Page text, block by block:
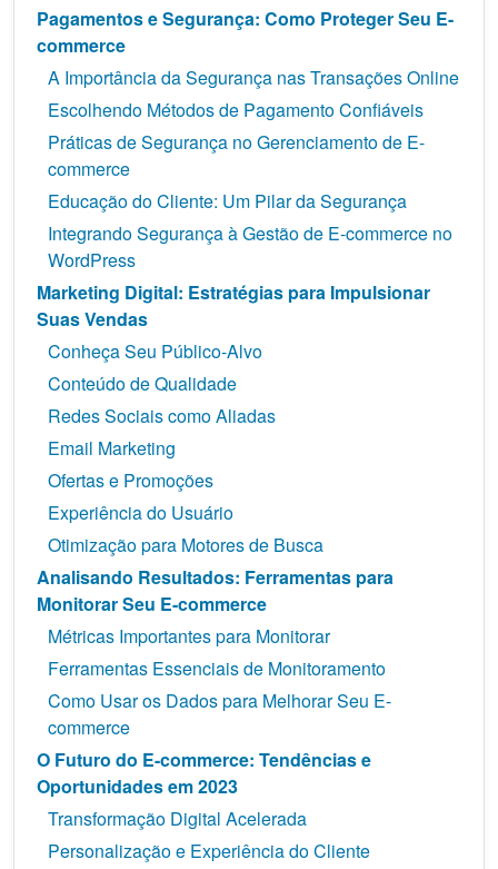
Pagamentos e Segurança: Como Proteger Seu E-
commerce
A Importância da Segurança nas Transações Online
Escolhendo Métodos de Pagamento Confiáveis
Práticas de Segurança no Gerenciamento de E-
commerce
Educação do Cliente: Um Pilar da Segurança
Integrando Segurança à Gestão de E-commerce no
WordPress
Marketing Digital: Estratégias para Impulsionar
Suas Vendas
Conheça Seu Público-Alvo
Conteúdo de Qualidade
Redes Sociais como Aliadas
Email Marketing
Ofertas e Promoções
Experiência do Usuário
Otimização para Motores de Busca
Analisando Resultados: Ferramentas para
Monitorar Seu E-commerce
Métricas Importantes para Monitorar
Ferramentas Essenciais de Monitoramento
Como Usar os Dados para Melhorar Seu E-
commerce
O Futuro do E-commerce: Tendências e
Oportunidades em 2023
Transformação Digital Acelerada
Personalização e Experiência do Cliente